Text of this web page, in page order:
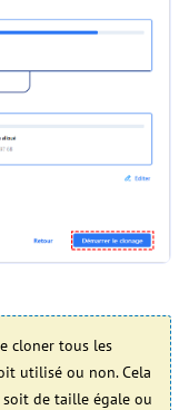
cloner tous les
utilisé ou non. Cela
de taille égale ou